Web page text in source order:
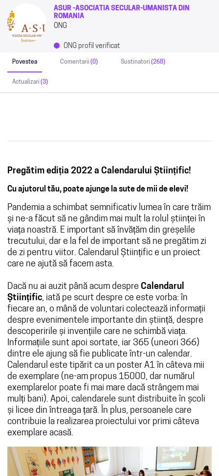
ASUR -ASOCIATIA SECULAR-UMANISTA DIN
ROMANIA
ONG
ONG profil verificat
Povestea Comentarii (0) Sustinatori (268)
Actualizari (3)
Pregătim ediția 2022 a Calendarului Științific!
Cu ajutorul tău, poate ajunge la sute de mii de elevi!
Pandemia a schimbat semnificativ lumea în care trăim
și ne-a făcut să ne gândim mai mult la rolul științei în
viața noastră. E important să învățăm din greșelile
trecutului, dar e la fel de important să ne pregătim zi
de zi pentru viitor. Calendarul Științific e un proiect
care ne ajută să facem asta.
Dacă nu ai auzit până acum despre Calendarul
Științific, iată pe scurt despre ce este vorba: în
fiecare an, o mână de voluntari colectează informații
despre evenimentele importante din știință, despre
descoperirile și invențiile care ne schimbă viața.
Informațiile sunt apoi sortate, iar 365 (uneori 366)
dintre ele ajung să fie publicate într-un calendar.
Calendarul este tipărit ca un poster A1 în câteva mii
de exemplare (ne-am propus 15000, dar numărul
exemplarelor poate fi mai mare dacă strângem mai
mulți bani). Apoi, calendarele sunt distribuite în școli
și licee din întreaga țară. În plus, persoanele care
contribuie la realizarea proiectului vor primi câteva
exemplare acasă.